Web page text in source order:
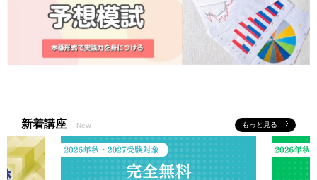
新着講座 New もっと見る